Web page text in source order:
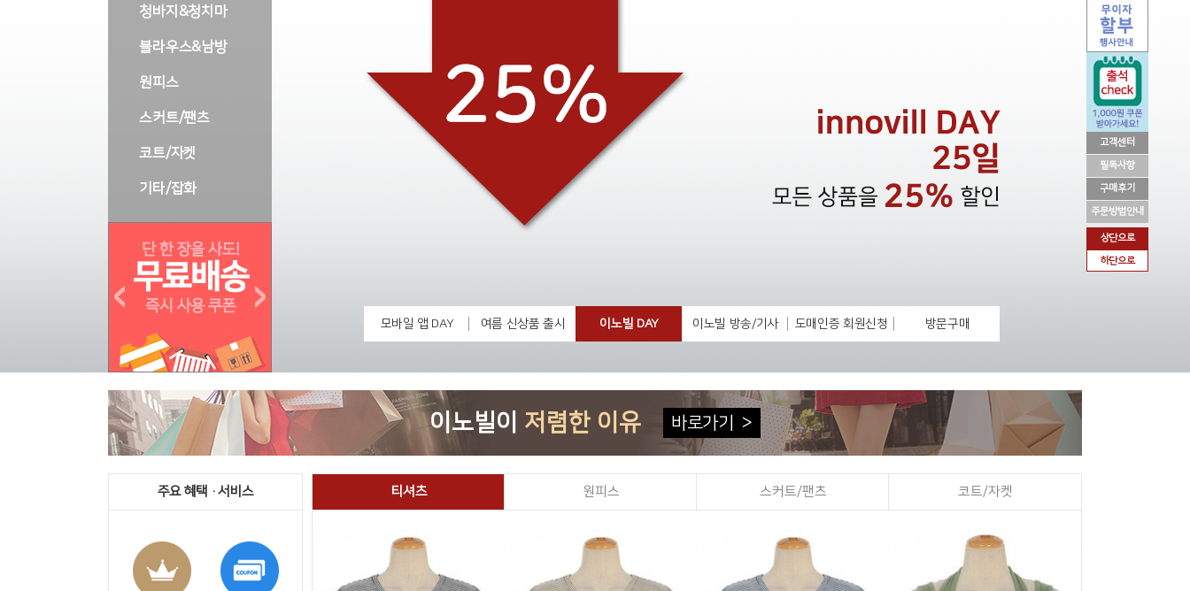
고객센터
필독사항
구매후기
주문방법안내
상단으로
하단으로
청바지&청치마
블라우스&남방
원피스
스커트/팬츠
코트/자켓
기타/잡화
모바일 앱 DAY 여름 신상품 출시 이노빌 DAY 이노빌 방송/기사 도매인증 회원신청 방문구매
이노빌이 저렴한 이유 바로가기 >
주요 혜택 · 서비스 티셔츠 원피스 스커트/팬츠 코트/자켓